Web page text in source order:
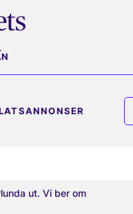
ut. Vi ber om